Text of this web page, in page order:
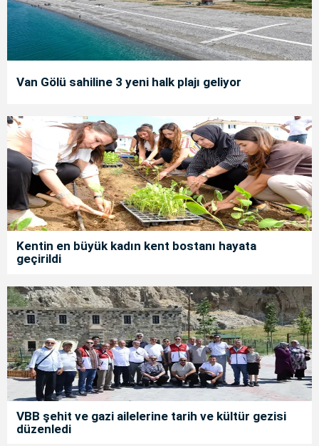
Van Gölü sahiline 3 yeni halk plajı geliyor
Kentin en büyük kadın kent bostanı hayata
geçirildi
VBB şehit ve gazi ailelerine tarih ve kültür gezisi
düzenledi